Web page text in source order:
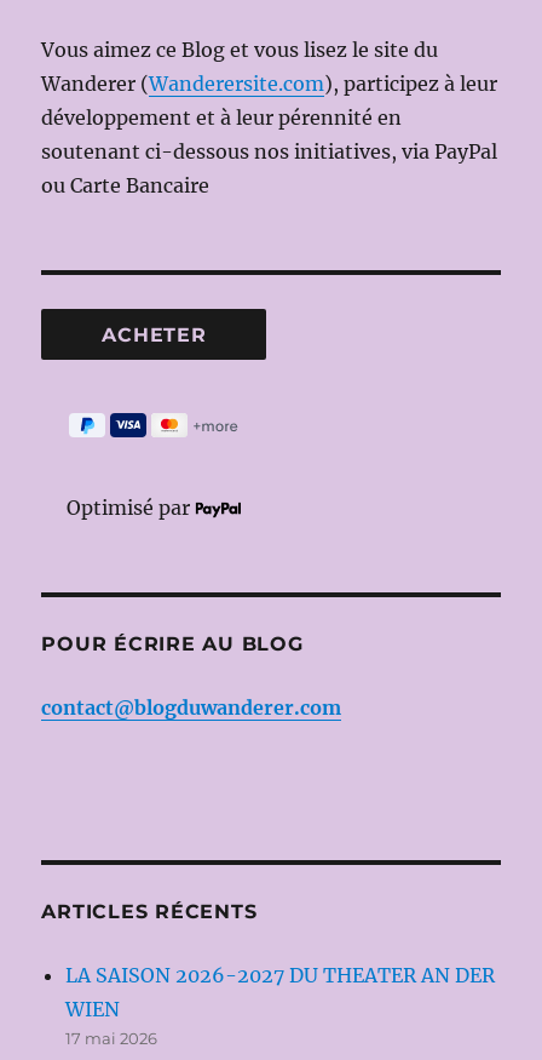
Vous aimez ce Blog et vous lisez le site du
Wanderer (Wanderersite.com), participez à leur
développement et à leur pérennité en
soutenant ci-dessous nos initiatives, via PayPal
ou Carte Bancaire
Optimisé par
POUR ÉCRIRE AU BLOG
contact@blogduwanderer.com
ARTICLES RÉCENTS
LA SAISON 2026-2027 DU THEATER AN DER
WIEN
17 mai 2026